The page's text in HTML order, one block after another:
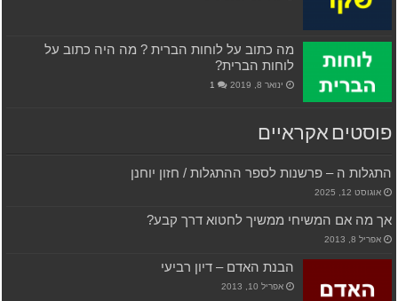
מה כתוב על לוחות הברית ? מה היה כתוב על
לוחות הברית?
ינואר 8, 2019 1
פוסטים אקראיים
התגלות ה – פרשנות לספר ההתגלות / חזון יוחנן
אוגוסט 12, 2025
אך מה אם המשיחי ממשיך לחטוא דרך קבע?
אפריל 8, 2013
הבנת האדם – דיון רביעי
אפריל 10, 2013